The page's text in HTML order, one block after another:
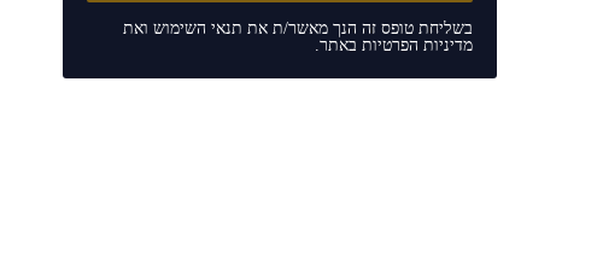
בשליחת טופס זה הנך מאשר/ת את תנאי השימושואת
מדיניות הפרטיותבאתר.